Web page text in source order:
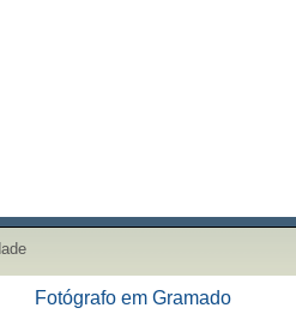
Fotógrafo em Gramado